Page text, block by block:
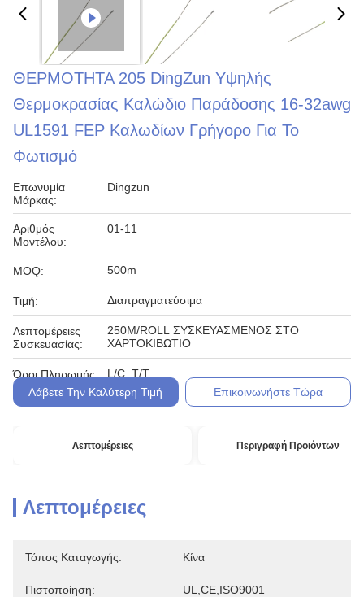
ΘΕΡΜΟΤΗΤΑ 205 DingZun Υψηλής
Θερμοκρασίας Καλώδιο Παράδοσης 16-32awg
UL1591 FEP Καλωδίων Γρήγορο Για Το
Φωτισμό
Επωνυμία
Μάρκας:
Dingzun
Αριθμός
Μοντέλου:
01-11
MOQ: 500m
Τιμή: Διαπραγματεύσιμα
Λεπτομέρειες
Συσκευασίας:
250M/ROLL ΣΥΣΚΕΥΑΣΜΕΝΟΣ ΣΤΟ
ΧΑΡΤΟΚΙΒΩΤΙΟ
Όροι Πληρωμής:
L/C, T/T
Λάβετε Την Καλύτερη Τιμή
Επικοινωνήστε Τώρα
Λεπτομέρειες Περιγραφή Προϊόντων
Λεπτομέρειες
Τόπος Καταγωγής: Κίνα
Πιστοποίηση: UL,CE,ISO9001